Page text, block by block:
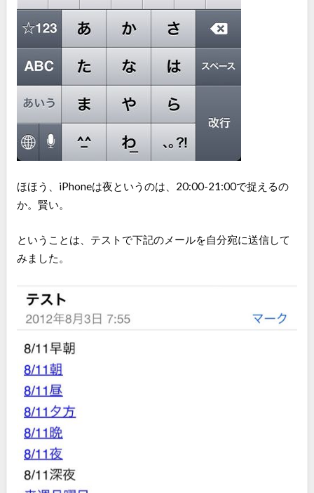
ほほう、iPhoneは夜というのは、20:00-21:00で捉えるの
か。賢い。
ということは、テストで下記のメールを自分宛に送信して
みました。